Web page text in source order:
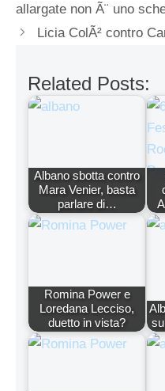
allargate non Ã¨ uno
Licia ColÃ² contro
Related Posts:
Albano sbotta contro
Mara Venier, basta
parlare di…
Romina Power e
Loredana Lecciso,
duetto in vista?